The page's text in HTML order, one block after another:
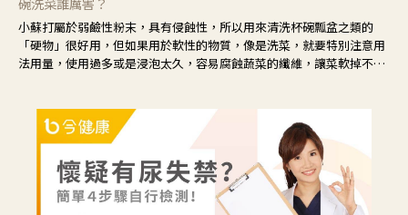
小蘇打屬於弱鹼性粉末，具有侵蝕性，所以用來清洗杯碗瓢盆之類的
「硬物」很好用，但如果用於軟性的物質，像是洗菜，就要特別注意用
法用量，使用過多或是浸泡太久，容易腐蝕蔬菜的纖維，讓菜軟掉不清